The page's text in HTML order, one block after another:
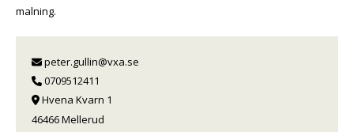
malning.
peter.gullin@vxa.se
0709512411
Hvena Kvarn 1
46466 Mellerud